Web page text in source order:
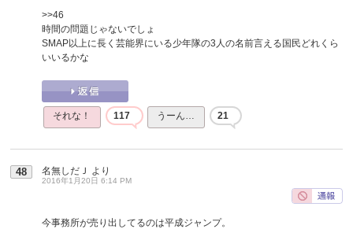
>>46
時間の問題じゃないでしょ
SMAP以上に長く芸能界にいる少年隊の3人の名前言える国民どれくら
いいるかな
それな！ 117 うーん… 21
48 名無しだＪ より
2016年1月20日 6:14 PM
今事務所が売り出してるのは平成ジャンプ。